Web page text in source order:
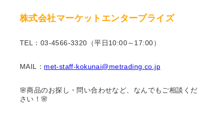
株式会社マーケットエンタープライズ
TEL：03-4566-3320（平日10:00～17:00）
MAIL： met-staff-kokunai@metrading.co.jp
🌸商品のお探し・問い合わせなど、なんでもご相談くだ
さい！🌸